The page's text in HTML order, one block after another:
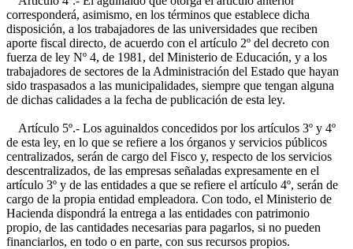
corresponderá, asimismo, en los términos que establece dicha
disposición, a los trabajadores de las universidades que reciben
aporte fiscal directo, de acuerdo con el artículo 2º del decreto con
fuerza de ley Nº 4, de 1981, del Ministerio de Educación, y a los
trabajadores de sectores de la Administración del Estado que hayan
sido traspasados a las municipalidades, siempre que tengan alguna
de dichas calidades a la fecha de publicación de esta ley.
Artículo 5º.- Los aguinaldos concedidos por los artículos 3º y 4º
de esta ley, en lo que se refiere a los órganos y servicios públicos
centralizados, serán de cargo del Fisco y, respecto de los servicios
descentralizados, de las empresas señaladas expresamente en el
artículo 3º y de las entidades a que se refiere el artículo 4º, serán de
cargo de la propia entidad empleadora. Con todo, el Ministerio de
Hacienda dispondrá la entrega a las entidades con patrimonio
propio, de las cantidades necesarias para pagarlos, si no pueden
financiarlos, en todo o en parte, con sus recursos propios.